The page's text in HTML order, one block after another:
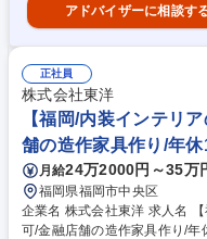
アドバイザーに相談す
正社員
株式会社東洋
【福岡/内装インテリ
舗の造作家具作り/年
月給24万2000円～35万
福岡県福岡市中央区
企業名 株式会社東洋 求人名 【福岡/内装インテリアの施工・管理】未経験
可/金融店舗の造作家具作り/年休120 仕事の内容 ★研修あり！